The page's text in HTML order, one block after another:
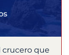
crucero que